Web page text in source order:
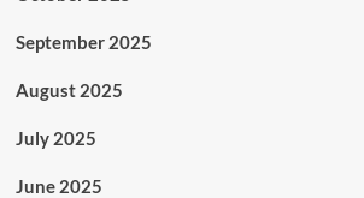
September 2025
August 2025
July 2025
June 2025